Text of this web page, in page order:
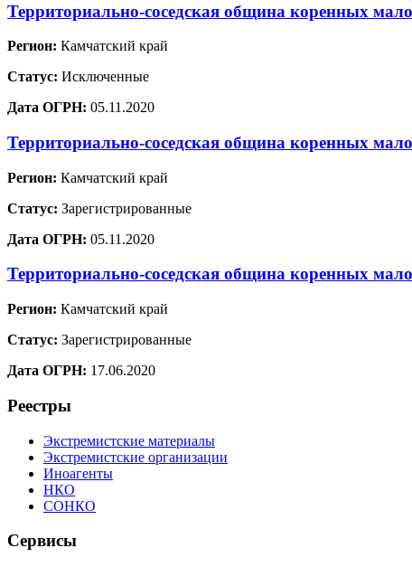
Территориально-соседская община коренных
Регион: Камчатский край
Статус: Исключенные
Дата ОГРН: 05.11.2020
Территориально-соседская община коренных
Регион: Камчатский край
Статус: Зарегистрированные
Дата ОГРН: 05.11.2020
Территориально-соседская община коренных
Регион: Камчатский край
Статус: Зарегистрированные
Дата ОГРН: 17.06.2020
Реестры
Экстремистские материалы
Экстремистские организации
Иноагенты
НКО
СОНКО
Сервисы